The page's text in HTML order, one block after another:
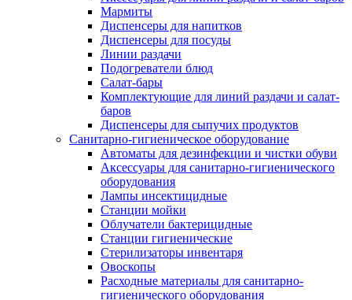
Мармиты
Диспенсеры для напитков
Диспенсеры для посуды
Линии раздачи
Подогреватели блюд
Салат-бары
Комплектующие для линий раздачи и салат-
баров
Диспенсеры для сыпучих продуктов
Санитарно-гигиеническое оборудование
Автоматы для дезинфекции и чистки обуви
Аксессуары для санитарно-гигиенического
оборудования
Лампы инсектицидные
Станции мойки
Облучатели бактерицидные
Станции гигиенические
Стерилизаторы инвентаря
Овоскопы
Расходные материалы для санитарно-
гигиенического оборудования